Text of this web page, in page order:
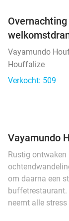
Vayamundo
Houffalize
Verkocht: 509
Vayamundo
Rustig ontwaken
om daarna een
buffetrestaurant.
neemt alle